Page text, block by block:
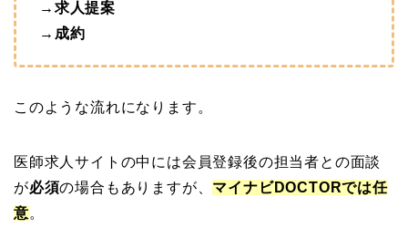
→求人提案
→成約
このような流れになります。
医師求人サイトの中には会員登録後の担当者との面談
が必須の場合もありますが、 マイナビDOCTORでは任
意。